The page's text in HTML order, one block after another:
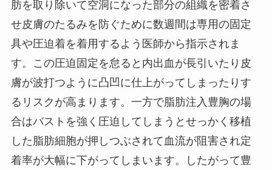
肪を取り除いて空洞になった部分の組織を密着さ
せ皮膚のたるみを防ぐために数週間は専用の固定
具や圧迫着を着用するよう医師から指示されま
す。この圧迫固定を怠ると内出血が長引いたり皮
膚が波打つように凸凹に仕上がってしまったりす
るリスクが高まります。一方で脂肪注入豊胸の場
合はバストを強く圧迫してしまうとせっかく移植
した脂肪細胞が押しつぶされて血流が阻害され定
着率が大幅に下がってしまいます。したがって豊